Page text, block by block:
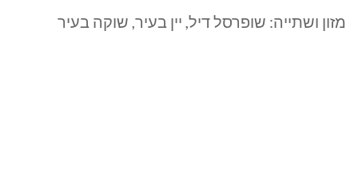
מזון ושתייה: שופרסל דיל, יין בעיר, שוקה בעיר